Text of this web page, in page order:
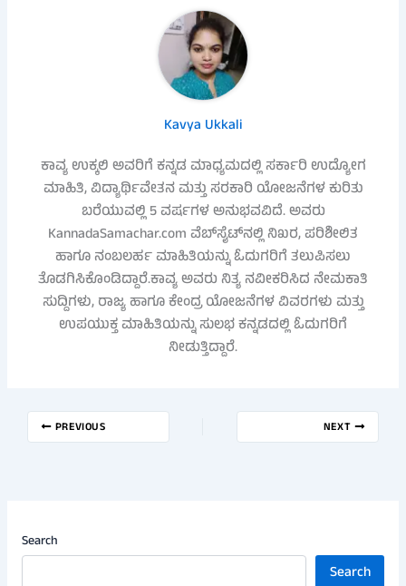
Kavya Ukkali
ಕಾವ್ಯ ಉಕ್ಕಲಿ ಅವರಿಗೆ ಕನ್ನಡ ಮಾಧ್ಯಮದಲ್ಲಿ ಸರ್ಕಾರಿ ಉದ್ಯೋಗ
ಮಾಹಿತಿ, ವಿದ್ಯಾರ್ಥಿವೇತನ ಮತ್ತು ಸರಕಾರಿ ಯೋಜನೆಗಳ ಕುರಿತು
ಬರೆಯುವಲ್ಲಿ 5 ವರ್ಷಗಳ ಅನುಭವವಿದೆ. ಅವರು
KannadaSamachar.com ವೆಬ್‌ಸೈಟ್‌ನಲ್ಲಿ ನಿಖರ, ಪರಿಶೀಲಿತ
ಹಾಗೂ ನಂಬಲರ್ಹ ಮಾಹಿತಿಯನ್ನು ಓದುಗರಿಗೆ ತಲುಪಿಸಲು
ತೊಡಗಿಸಿಕೊಂಡಿದ್ದಾರೆ.ಕಾವ್ಯ ಅವರು ನಿತ್ಯ ನವೀಕರಿಸಿದ ನೇಮಕಾತಿ
ಸುದ್ದಿಗಳು, ರಾಜ್ಯ ಹಾಗೂ ಕೇಂದ್ರ ಯೋಜನೆಗಳ ವಿವರಗಳು ಮತ್ತು
ಉಪಯುಕ್ತ ಮಾಹಿತಿಯನ್ನು ಸುಲಭ ಕನ್ನಡದಲ್ಲಿ ಓದುಗರಿಗೆ
ನೀಡುತ್ತಿದ್ದಾರೆ.
PREVIOUS NEXT
Search
Search